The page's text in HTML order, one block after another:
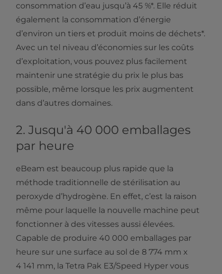
consommation d’eau jusqu’à 45 %*. Elle réduit
également la consommation d’énergie
d’environ un tiers et produit moins de déchets*.
Avec un tel niveau d’économies sur les coûts
d’exploitation, vous pouvez plus facilement
maintenir une stratégie du prix le plus bas
possible, même lorsque les prix augmentent
dans d’autres domaines.
2. Jusqu'à 40 000 emballages
par heure
eBeam est beaucoup plus rapide que la
méthode traditionnelle de stérilisation au
peroxyde d’hydrogène. En effet, c’est la raison
même pour laquelle la nouvelle machine peut
fonctionner à des vitesses aussi élevées.
Capable de produire 40 000 emballages par
heure sur une surface au sol de 8 774 mm x
4 141 mm, la Tetra Pak E3/Speed Hyper vous